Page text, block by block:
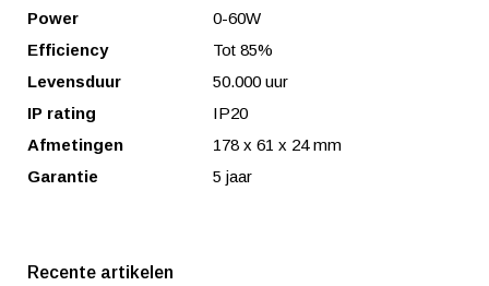
Power
0-60W
Efficiency
Tot 85%
Levensduur
50.000 uur
IP rating
IP20
Afmetingen
178 x 61 x 24 mm
Garantie
5 jaar
Recente artikelen